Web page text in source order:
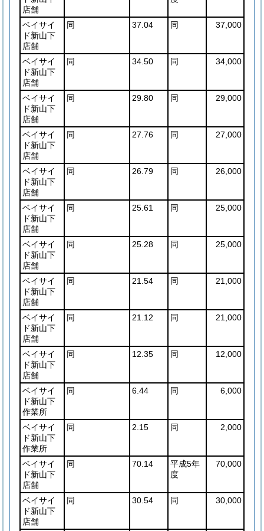
店舗
ベイサイ
ド新山下
店舗
同 37.04 同 37,000
ベイサイ
ド新山下
店舗
同 34.50 同 34,000
ベイサイ
ド新山下
店舗
同 29.80 同 29,000
ベイサイ
ド新山下
店舗
同 27.76 同 27,000
ベイサイ
ド新山下
店舗
同 26.79 同 26,000
ベイサイ
ド新山下
店舗
同 25.61 同 25,000
ベイサイ
ド新山下
店舗
同 25.28 同 25,000
ベイサイ
ド新山下
店舗
同 21.54 同 21,000
ベイサイ
ド新山下
店舗
同 21.12 同 21,000
ベイサイ
ド新山下
店舗
同 12.35 同 12,000
ベイサイ
ド新山下
作業所
同 6.44 同 6,000
ベイサイ
ド新山下
作業所
同 2.15 同 2,000
ベイサイ
ド新山下
店舗
同 70.14
平成5年
度
70,000
ベイサイ
ド新山下
店舗
同 30.54 同 30,000